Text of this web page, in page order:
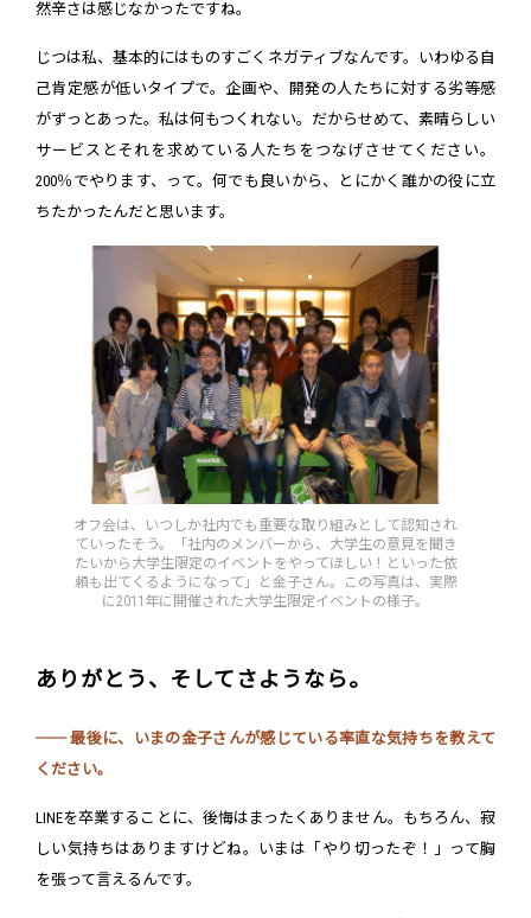
然辛さは感じなかったですね。
じつは私、基本的にはものすごくネガティブなんです。いわゆる自
己肯定感が低いタイプで。企画や、開発の人たちに対する劣等感
がずっとあった。私は何もつくれない。だからせめて、素晴らしい
サービスとそれを求めている人たちをつなげさせてください。
200％でやります、って。何でも良いから、とにかく誰かの役に立
ちたかったんだと思います。
オフ会は、いつしか社内でも重要な取り組みとして認知され
ていったそう。「社内のメンバーから、大学生の意見を聞き
たいから大学生限定のイベントをやってほしい！といった依
頼も出てくるようになって」と金子さん。この写真は、実際
に2011年に開催された大学生限定イベントの様子。
ありがとう、そしてさようなら。
── 最後に、いまの金子さんが感じている率直な気持ちを教えて
ください。
LINEを卒業することに、後悔はまったくありません。もちろん、寂
しい気持ちはありますけどね。いまは「やり切ったぞ！」って胸
を張って言えるんです。